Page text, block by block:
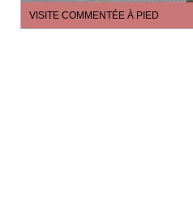
VISITE COMMENTÉE À PIED